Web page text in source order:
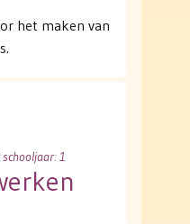
het maken van
1